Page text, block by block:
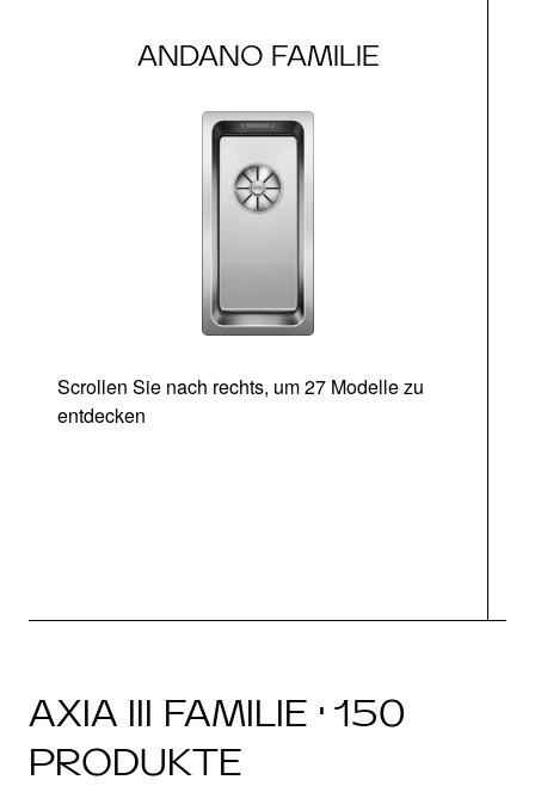
ANDANO FAMILIE
Scrollen Sie nach rechts, um 27 Modelle zu
entdecken
AXIA III FAMILIE · 150
PRODUKTE